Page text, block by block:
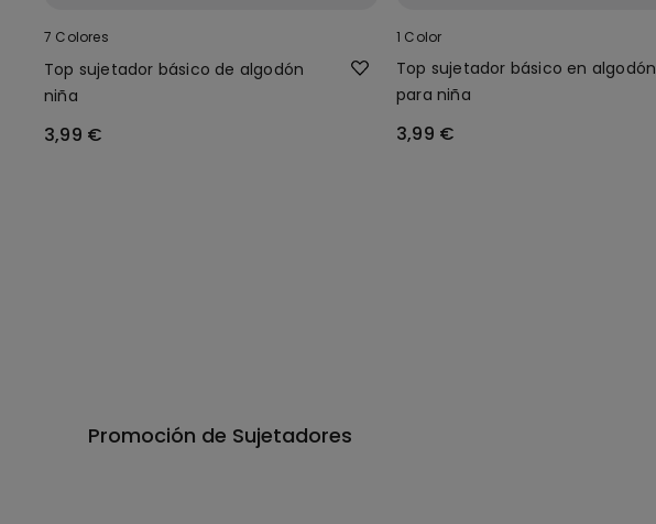
7 Colores
Top sujetador básico de algodón
niña
3,99 €
1 Color
Top sujetador básico en algodón
para niña
3,99 €
Promoción de Sujetadores